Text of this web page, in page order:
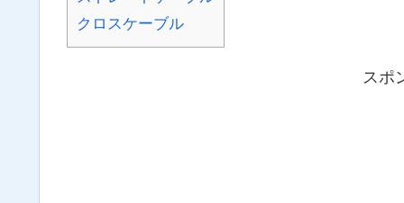
クロスケーブル
スポ